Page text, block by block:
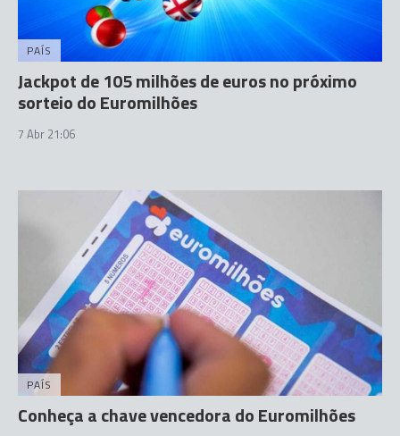
PAÍS
Jackpot de 105 milhões de euros no próximo
sorteio do Euromilhões
7 Abr 21:06
PAÍS
Conheça a chave vencedora do Euromilhões